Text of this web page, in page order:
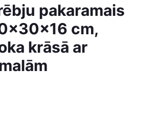
pakaramais
cm,
krāsā ar